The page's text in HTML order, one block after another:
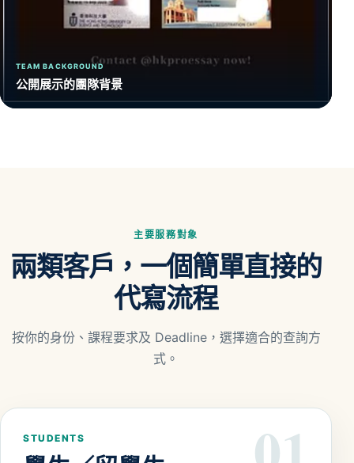
TEAM BACKGROUND
公開展示的團隊背景
主要服務對象
兩類客戶，一個簡單直接的
代寫流程
按你的身份、課程要求及 Deadline，選擇適合的查詢方
式。
STUDENTS